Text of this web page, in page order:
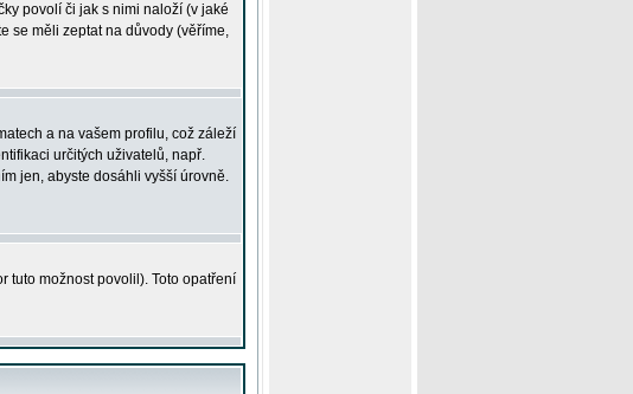
povolí či jak s nimi naloží (v jaké
se měli zeptat na důvody (věříme,
a na vašem profilu, což záleží
určitých uživatelů, např.
jen, abyste dosáhli vyšší úrovně.
tuto možnost povolil). Toto opatření